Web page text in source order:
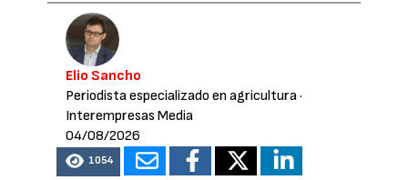
Elio Sancho
Periodista especializado en agricultura·
Interempresas Media
04/08/2026
1054